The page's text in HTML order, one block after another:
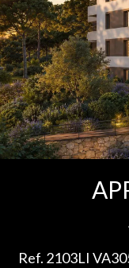
Ref. 2103LI